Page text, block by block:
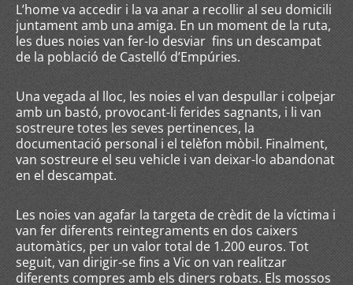
L’home va accedir i la va anar a recollir al seu domicili
juntament amb una amiga. En un moment de la ruta,
les dues noies van fer-lo desviar fins un descampat
de la població de Castelló d’Empúries.
Una vegada al lloc, les noies el van despullar i colpejar
amb un bastó, provocant-li ferides sagnants, i li van
sostreure totes les seves pertinences, la
documentació personal i el telèfon mòbil. Finalment,
van sostreure el seu vehicle i van deixar-lo abandonat
en el descampat.
Les noies van agafar la targeta de crèdit de la víctima i
van fer diferents reintegraments en dos caixers
automàtics, per un valor total de 1.200 euros. Tot
seguit, van dirigir-se fins a Vic on van realitzar
diferents compres amb els diners robats. Els mossos